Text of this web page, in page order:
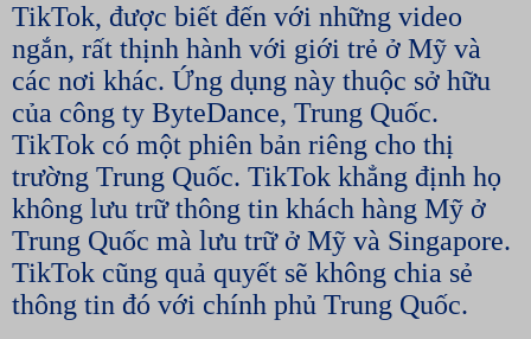
TikTok, được biết đến với những video
ngắn, rất thịnh hành với giới trẻ ở Mỹ và
các nơi khác. Ứng dụng này thuộc sở hữu
của công ty ByteDance, Trung Quốc.
TikTok có một phiên bản riêng cho thị
trường Trung Quốc. TikTok khẳng định họ
không lưu trữ thông tin khách hàng Mỹ ở
Trung Quốc mà lưu trữ ở Mỹ và Singapore.
TikTok cũng quả quyết sẽ không chia sẻ
thông tin đó với chính phủ Trung Quốc.